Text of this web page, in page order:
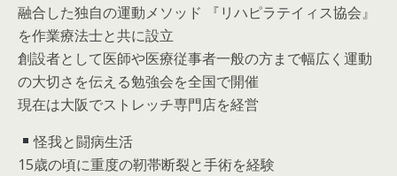
融合した独自の運動メソッド 『リハピラテイィス協会』
を作業療法士と共に設立
創設者として医師や医療従事者一般の方まで幅広く運動
の大切さを伝える勉強会を全国で開催
現在は大阪でストレッチ専門店を経営
怪我と闘病生活
15歳の頃に重度の靭帯断裂と手術を経験